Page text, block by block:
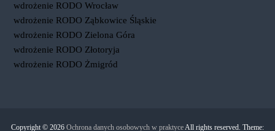
wdrożenie RODO Wrocław
wdrożenie RODO Ząbkowice Śląskie
wdrożenie RODO Zielona Góra
wdrożenie RODO Złotoryja
wdrożenie RODO Żmigród
Copyright © 2026 Ochrona danych osobowych w praktyceAll rights reserved. Theme: